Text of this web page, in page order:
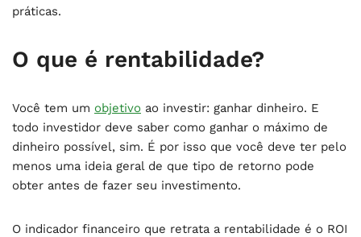
práticas.
O que é rentabilidade?
Você tem um objetivo ao investir: ganhar dinheiro. E
todo investidor deve saber como ganhar o máximo de
dinheiro possível, sim. É por isso que você deve ter pelo
menos uma ideia geral de que tipo de retorno pode
obter antes de fazer seu investimento.
O indicador financeiro que retrata a rentabilidade é o ROI